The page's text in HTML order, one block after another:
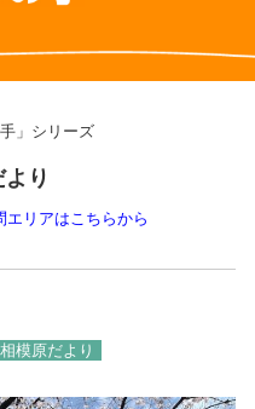
」シリーズ
り
リアはこちらから
相模原だより